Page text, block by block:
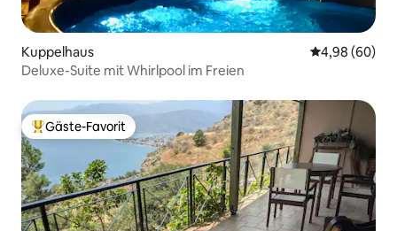
Kuppelhaus
4,98 (60)
Deluxe-Suite mit Whirlpool im Freien
Beliebter Gäste-Favorit.
Gäste-Favorit